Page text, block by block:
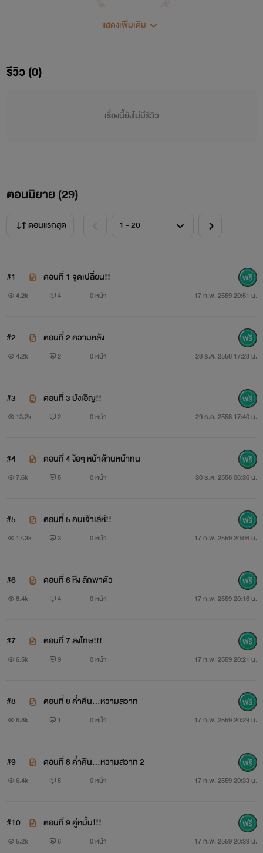
...สองปีเต็มๆที่เธอหนีหายไปจากเขาและเป็นสองปีเต็มๆที่
กลับมากับเด็กชายตัวน้อยที่หน้าตาคลายคลึงกับเขานี่สิ! ปัญหา
ใหญ่ล่ะ!!...
... ราชสีห์ใหญ่ของอเมริกาใต้ เขาเด็ดขาด เผด็จการและ
เอาแต่ใจ แถมยังเป็นนักรักผู้เก่งกาจชนิดที่หาตัวจับได้ยาก แต่
ลูกสาวของลูกหนี้รายใหญ่ของเขาซะด้วย เล่ห์เหลี่ยมและคำขู่จึง
ต้องถูกงัดขึ้นมาใช้เพื่อบังคับให้เธอเป็นผู้หญิงของเขา!!!
แสดงเพิ่มเติม
รีวิว (0)
เรื่องนี้ยังไม่มีรีวิว
ตอนนิยาย (29)
ตอนแรกสุด
#1 ตอนที่ 1 จุดเปลี่ยน!!
4.2k 4 0 หน้า 17 ก.พ. 2559 20:51 น.
#2 ตอนที่ 2 ความหลัง
4.2k 2 0 หน้า 28 ธ.ค. 2558 17:28 น.
#3 ตอนที่ 3 บังเอิญ!!
13.2k 2 0 หน้า 29 ธ.ค. 2558 17:40 น.
#4 ตอนที่ 4 ง้อๆ หน้าด้านหน้าทน
7.6k 5 0 หน้า 30 ธ.ค. 2558 06:36 น.
#5 ตอนที่ 5 คนเจ้าเล่ห์!!
17.3k 3 0 หน้า 17 ก.พ. 2559 20:06 น.
#6 ตอนที่ 6 หึง ลักพาตัว
8.4k 4 0 หน้า 17 ก.พ. 2559 20:16 น.
#7 ตอนที่ 7 ลงโทษ!!!
6.5k 9 0 หน้า 17 ก.พ. 2559 20:21 น.
#8 ตอนที่ 8 ค่ำคืน...หวามสวาท
6.8k 1 0 หน้า 17 ก.พ. 2559 20:29 น.
#9 ตอนที่ 8 ค่ำคืน...หวามสวาท 2
6.4k 5 0 หน้า 17 ก.พ. 2559 20:33 น.
#10 ตอนที่ 9 คู่หมั้น!!!
5.2k 6 0 หน้า 17 ก.พ. 2559 20:39 น.